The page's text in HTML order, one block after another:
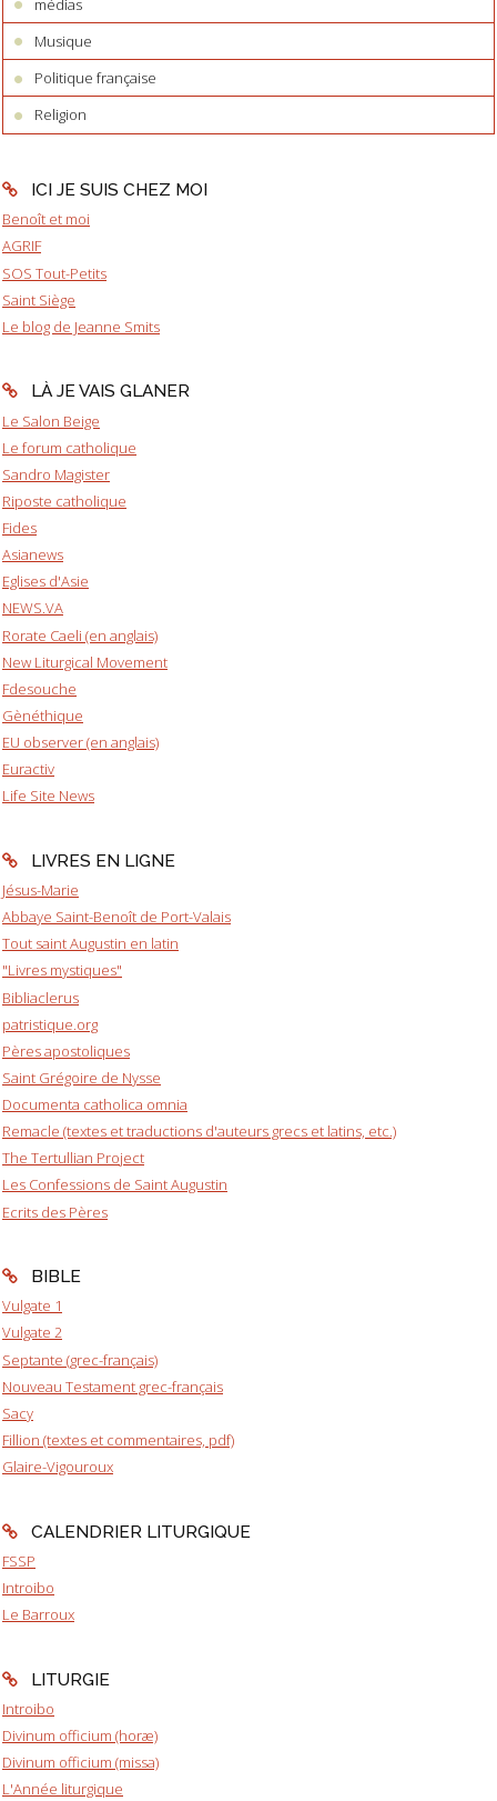
médias
Musique
Politique française
Religion
ICI JE SUIS CHEZ MOI
Benoît et moi
AGRIF
SOS Tout-Petits
Saint Siège
Le blog de Jeanne Smits
LÀ JE VAIS GLANER
Le Salon Beige
Le forum catholique
Sandro Magister
Riposte catholique
Fides
Asianews
Eglises d'Asie
NEWS.VA
Rorate Caeli (en anglais)
New Liturgical Movement
Fdesouche
Gènéthique
EU observer (en anglais)
Euractiv
Life Site News
LIVRES EN LIGNE
Jésus-Marie
Abbaye Saint-Benoît de Port-Valais
Tout saint Augustin en latin
"Livres mystiques"
Bibliaclerus
patristique.org
Pères apostoliques
Saint Grégoire de Nysse
Documenta catholica omnia
Remacle (textes et traductions d'auteurs grecs et latins, etc.)
The Tertullian Project
Les Confessions de Saint Augustin
Ecrits des Pères
BIBLE
Vulgate 1
Vulgate 2
Septante (grec-français)
Nouveau Testament grec-français
Sacy
Fillion (textes et commentaires, pdf)
Glaire-Vigouroux
CALENDRIER LITURGIQUE
FSSP
Introibo
Le Barroux
LITURGIE
Introibo
Divinum officium (horæ)
Divinum officium (missa)
L'Année liturgique